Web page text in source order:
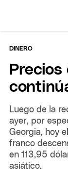
DINERO
Luego de la
ayer, por
Georgia, hoy
franco
en 113,95
asiático.